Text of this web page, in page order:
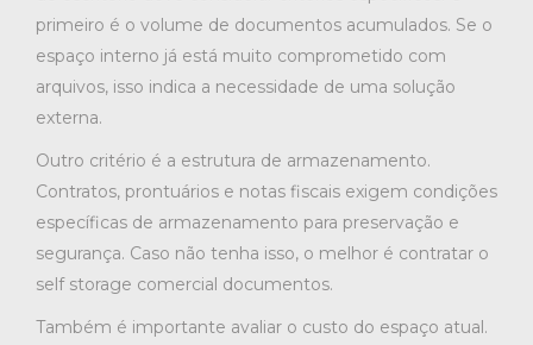
primeiro é o volume de documentos acumulados. Se o
espaço interno já está muito comprometido com
arquivos, isso indica a necessidade de uma solução
externa.
Outro critério é a estrutura de armazenamento.
Contratos, prontuários e notas fiscais exigem condições
específicas de armazenamento para preservação e
segurança. Caso não tenha isso, o melhor é contratar o
self storage comercial documentos.
Também é importante avaliar o custo do espaço atual.